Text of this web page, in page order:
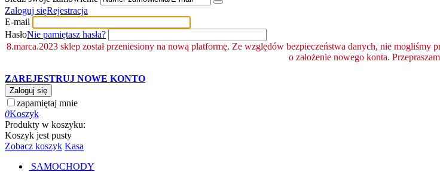
Zaloguj sięRejestracja
E-mail
HasłoNie pamiętasz hasła?
8.marca.2023 sklep został przeniesiony na nową platformę. Ze względów bezpieczeństwa danych, nie
o założenie nowego konta.
ZAREJESTRUJ NOWE KONTO
Zaloguj się
zapamiętaj mnie
0Koszyk
Produkty w koszyku:
Koszyk jest pusty
Zobacz koszyk Kasa
SAMOCHODY